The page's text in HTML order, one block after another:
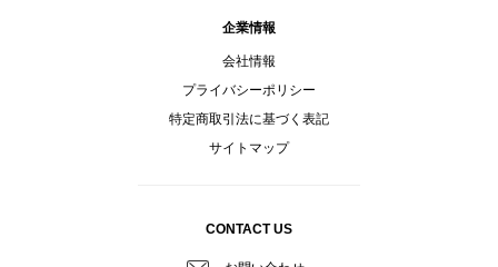
企業情報
会社情報
プライバシーポリシー
特定商取引法に基づく表記
サイトマップ
CONTACT US